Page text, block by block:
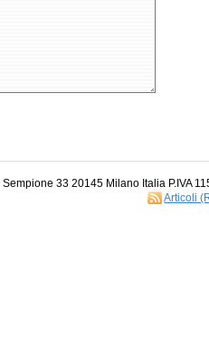
Sempione 33 20145 Milano Italia P.IVA
Articoli